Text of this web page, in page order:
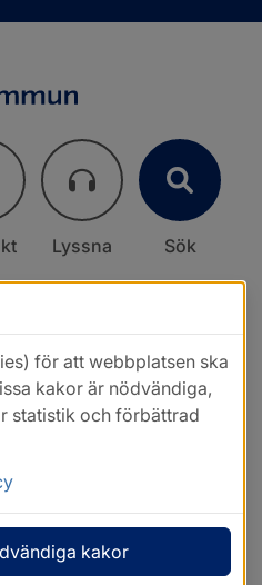
Lyssna Sök
för att webbplatsen ska
kakor är nödvändiga,
statistik och förbättrad
kakor